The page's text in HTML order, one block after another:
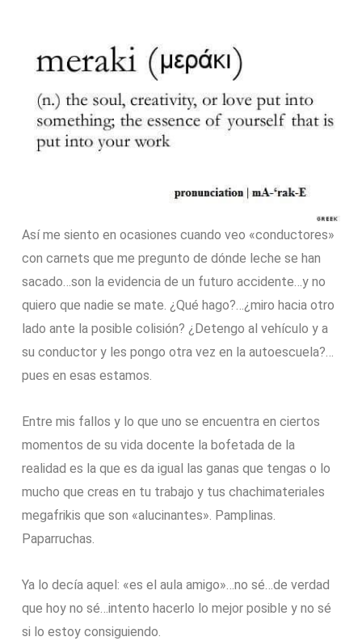
Así me siento en ocasiones cuando veo «conductores»
con carnets que me pregunto de dónde leche se han
sacado…son la evidencia de un futuro accidente…y no
quiero que nadie se mate. ¿Qué hago?…¿miro hacia otro
lado ante la posible colisión? ¿Detengo al vehículo y a
su conductor y les pongo otra vez en la autoescuela?…
pues en esas estamos.
Entre mis fallos y lo que uno se encuentra en ciertos
momentos de su vida docente la bofetada de la
realidad es la que es da igual las ganas que tengas o lo
mucho que creas en tu trabajo y tus chachimateriales
megafrikis que son «alucinantes». Pamplinas.
Paparruchas.
Ya lo decía aquel: «es el aula amigo»…no sé…de verdad
que hoy no sé…intento hacerlo lo mejor posible y no sé
si lo estoy consiguiendo.